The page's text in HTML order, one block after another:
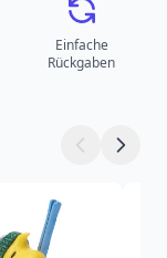
Einfache
Rückgaben